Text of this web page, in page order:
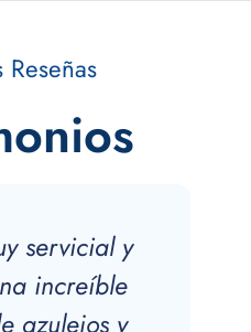
Reseñas
servicial y
increíble